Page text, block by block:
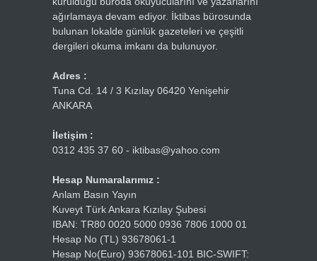
ağırlamaya devam ediyor. İktibas bürosunda
bulunan lokalde günlük gazeteleri ve çeşitli
dergileri okuma imkanı da bulunuyor.
Adres :
Tuna Cd. 14 / 3 Kızılay 06420 Yenişehir
ANKARA
İletişim :
0312 435 37 60 - iktibas@yahoo.com
Hesap Numaralarımız :
Anlam Basın Yayın
Kuveyt Türk Ankara Kızılay Şubesi
IBAN: TR80 0020 5000 0936 7806 1000 01
Hesap No (TL) 93678061-1
Hesap No(Euro) 93678061-101 BIC-SWIFT: